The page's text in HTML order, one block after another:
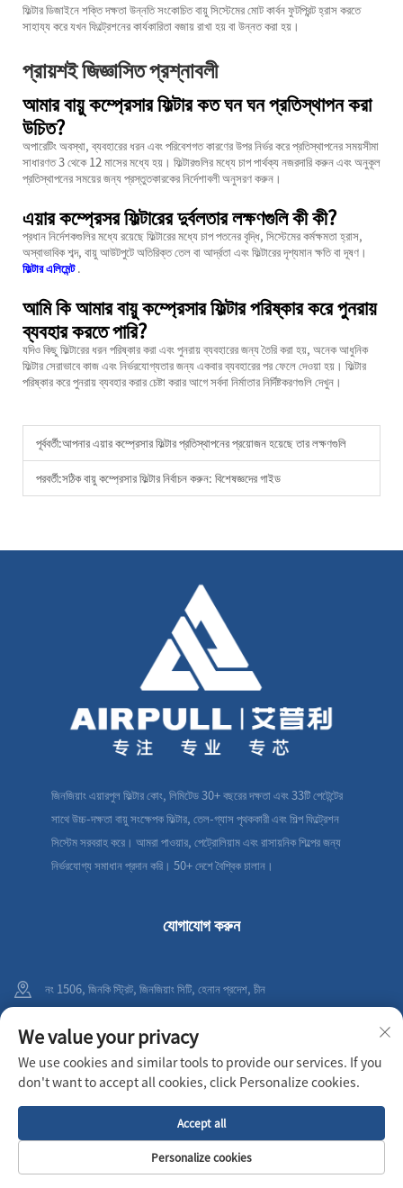
ফিল্টার ডিজাইনে শক্তি দক্ষতা উন্নতি সংকোচিত বায়ু সিস্টেমের মোট কার্বন ফুটপ্রিন্ট হ্রাস করতে
সাহায্য করে যখন ফিল্ট্রেশনের কার্যকারিতা বজায় রাখা হয় বা উন্নত করা হয়।
প্রায়শই জিজ্ঞাসিত প্রশ্নাবলী
আমার বায়ু কম্প্রেসার ফিল্টার কত ঘন ঘন প্রতিস্থাপন করা
উচিত?
অপারেটিং অবস্থা, ব্যবহারের ধরন এবং পরিবেশগত কারণের উপর নির্ভর করে প্রতিস্থাপনের সময়সীমা
সাধারণত 3 থেকে 12 মাসের মধ্যে হয়। ফিল্টারগুলির মধ্যে চাপ পার্থক্য নজরদারি করুন এবং অনুকূল
প্রতিস্থাপনের সময়ের জন্য প্রস্তুতকারকের নির্দেশাবলী অনুসরণ করুন।
এয়ার কম্প্রেসর ফিল্টারের দুর্বলতার লক্ষণগুলি কী কী?
প্রধান নির্দেশকগুলির মধ্যে রয়েছে ফিল্টারের মধ্যে চাপ পতনের বৃদ্ধি, সিস্টেমের কর্মক্ষমতা হ্রাস,
অস্বাভাবিক শব্দ, বায়ু আউটপুটে অতিরিক্ত তেল বা আর্দ্রতা এবং ফিল্টারের দৃশ্যমান ক্ষতি বা দূষণ।
ফিল্টার এলিমেন্ট.
আমি কি আমার বায়ু কম্প্রেসার ফিল্টার পরিষ্কার করে পুনরায়
ব্যবহার করতে পারি?
যদিও কিছু ফিল্টারের ধরন পরিষ্কার করা এবং পুনরায় ব্যবহারের জন্য তৈরি করা হয়, অনেক আধুনিক
ফিল্টার সেরাভাবে কাজ এবং নির্ভরযোগ্যতার জন্য একবার ব্যবহারের পর ফেলে দেওয়া হয়। ফিল্টার
পরিষ্কার করে পুনরায় ব্যবহার করার চেষ্টা করার আগে সর্বদা নির্মাতার নির্দিষ্টকরণগুলি দেখুন।
পূর্ববর্তী:আপনার এয়ার কম্প্রেসার ফিল্টার প্রতিস্থাপনের প্রয়োজন হয়েছে তার লক্ষণগুলি
পরবর্তী:সঠিক বায়ু কম্প্রেসার ফিল্টার নির্বাচন করুন: বিশেষজ্ঞদের গাইড
জিনজিয়াং এয়ারপুল ফিল্টার কোং, লিমিটেড 30+ বছরের দক্ষতা এবং 33টি পেটেন্টের
সাথে উচ্চ-দক্ষতা বায়ু সংক্ষেপক ফিল্টার, তেল-গ্যাস পৃথককারী এবং শিল্প ফিল্ট্রেশন
সিস্টেম সরবরাহ করে। আমরা পাওয়ার, পেট্রোলিয়াম এবং রাসায়নিক শিল্পের জন্য
নির্ভরযোগ্য সমাধান প্রদান করি। 50+ দেশে বৈশ্বিক চালান।
যোগাযোগ করুন
নং 1506, জিনকি স্ট্রিট, জিনজিয়াং সিটি, হেনান প্রদেশ, চীন
+86-19836212010
[email protected]
কপিরাইট © 2025 শিনজিয়াং এয়ারপুল ফিল্টার কোং, লিমিটেড সর্বস্বত্ব সংরক্ষিত গোপনীয়তা নীতি
We value your privacy
We use cookies and similar tools to provide our services. If you
don't want to accept all cookies, click Personalize cookies.
Personalize cookies
Accept all